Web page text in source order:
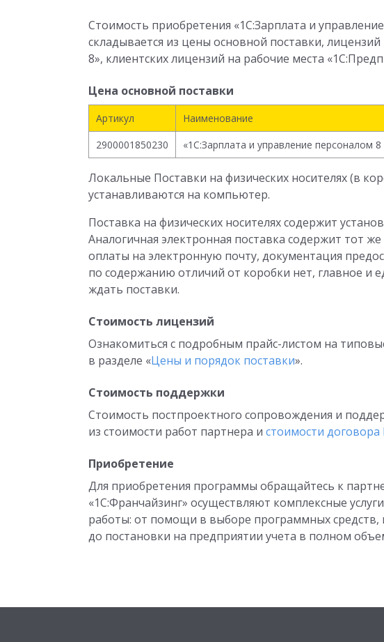
Стоимость приобретения «1С:Зарплата и
складывается из цены основной поставки,
8», клиентских лицензий на рабочие места
Цена основной поставки
Артикул Наименование
2900001850230
«1С:Зарплата и управление персоналом
Локальные Поставки на физических носителях (в
устанавливаются на компьютер.
Поставка на физических носителях содержит
Аналогичная электронная поставка содержит тот
оплаты на электронную почту, документация
по содержанию отличий от коробки нет, главное и
ждать поставки.
Стоимость лицензий
Ознакомиться с подробным прайс-листом на
в разделе «Цены и порядок поставки».
Стоимость поддержки
Стоимость постпроектного сопровождения и
из стоимости работ партнера и стоимости
Приобретение
Для приобретения программы обращайтесь к
«1С:Франчайзинг» осуществляют комплексные
работы: от помощи в выборе программных средств,
до постановки на предприятии учета в полном